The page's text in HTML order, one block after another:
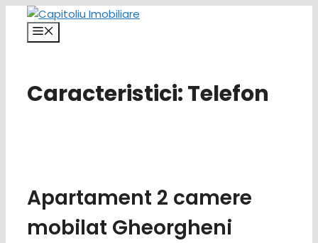
conținut
Caracteristici:Telefon
Apartament 2 camere
mobilat Gheorgheni